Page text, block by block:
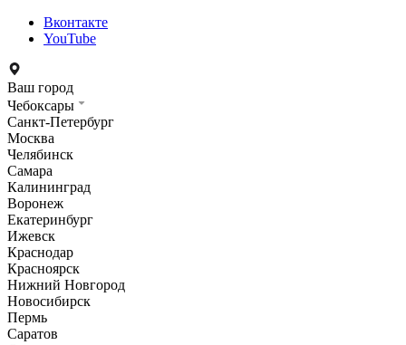
Вконтакте
YouTube
Ваш город
Чебоксары
Санкт-Петербург
Москва
Челябинск
Самара
Калининград
Воронеж
Екатеринбург
Ижевск
Краснодар
Красноярск
Нижний Новгород
Новосибирск
Пермь
Саратов